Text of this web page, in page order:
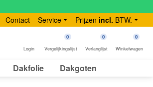
Contact Service Prijzen incl. BTW.
Login
0
Vergelijkingslijst
0
Verlanglijst
0
Winkelwagen
Dakfolie Dakgoten